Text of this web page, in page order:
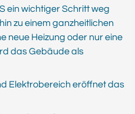
ein wichtiger Schritt weg
zu einem ganzheitlichen
neue Heizung oder nur eine
das Gebäude als
Elektrobereich eröffnet das